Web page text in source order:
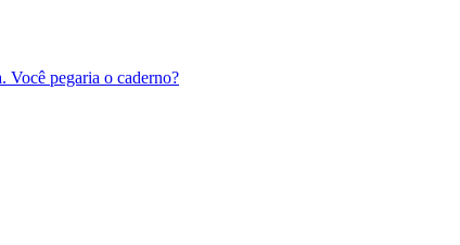
Você pegaria o caderno?